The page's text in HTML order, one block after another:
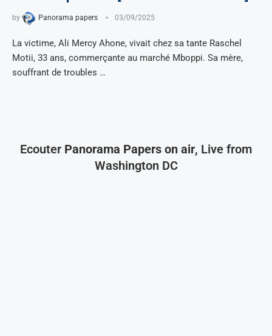
by Panorama papers 03/09/2025
La victime, Ali Mercy Ahone, vivait chez sa tante Raschel
Motii, 33 ans, commerçante au marché Mboppi. Sa mère,
souffrant de troubles …
Ecouter Panorama Papers on air, Live from
Washington DC